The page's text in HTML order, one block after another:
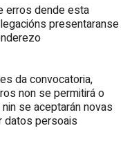
erros dende esta
presentaranse
da convocatoria,
non se permitirá o
se aceptarán novas
datos persoais